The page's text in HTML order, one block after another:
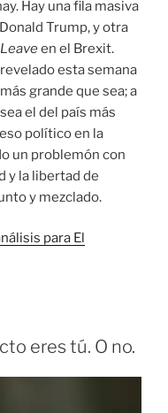
Hay una fila masiva
Trump, y otra
Leaveen el Brexit.
esta semana
grande que sea; a
el del país más
político en la
un problemón con
y la libertad de
y mezclado.
para El
eres tú. O no.